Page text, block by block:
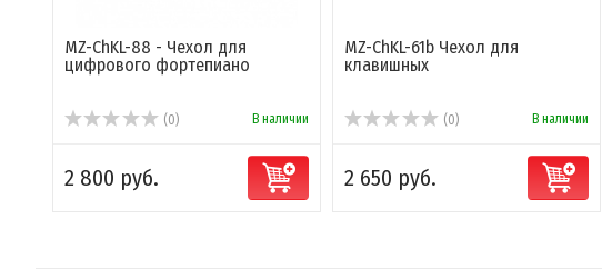
MZ-ChKL-88 - Чехол для
цифрового фортепиано
(0) В наличии
2 800 руб.
MZ-ChKL-61b Чехол для
клавишных
(0) В наличии
2 650 руб.